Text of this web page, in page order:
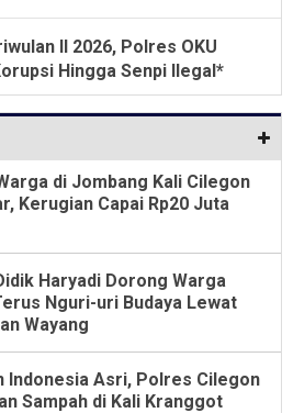
II 2026, Polres OKU
Hingga Senpi Ilegal*
di Jombang Kali Cilegon
Kerugian Capai Rp20 Juta
Haryadi Dorong Warga
Nguri-uri Budaya Lewat
Wayang
Indonesia Asri, Polres Cilegon
Sampah di Kali Kranggot